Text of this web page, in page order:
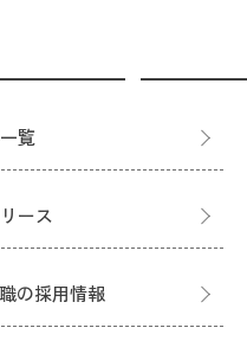
覧
ース
の採用情報